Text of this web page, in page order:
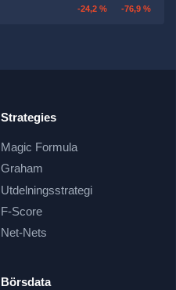
-24,2 % -76,9 %
Strategies
Magic Formula
Graham
Utdelningsstrategi
F-Score
Net-Nets
Börsdata